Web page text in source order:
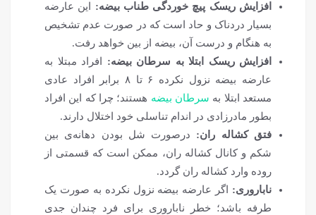
افزایش ریسک پیچ خوردگی طناب بیضه:
این عارضه
بسیار دردناک و حاد است که در صورت عدم تشخیص
به هنگام و درست آن، بیضه از بین خواهد رفت.
افزایش ریسک ابتلا به سرطان بیضه:
افراد مبتلا به
عارضه بیضه نزول نکرده ۶ تا ۸ برابر افراد عادی
مستعد ابتلا به سرطان بیضه هستند؛ چرا که این افراد
بطور مادرزادی در اندام تناسلی خود اختلال دارند.
فتق کشاله ران: درصورت شل بودن دهانه‌ی بین
شکم و کانال کشاله ران، ممکن است که قسمتی از
روده وارد کشاله ران گردد.
ناباروری: اگر عارضه بیضه نزول نکرده به صورت یک
طرفه باشد؛ خطر ناباروری برای فرد چندان جدی